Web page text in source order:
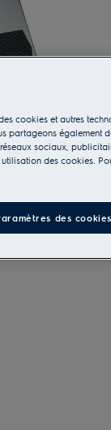
cookies et autres
partageons également
sociaux,
des cookies.
des cookies